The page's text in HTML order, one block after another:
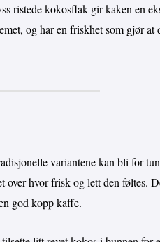
ristede kokosflak gir kaken en
og har en friskhet som gjør at
variantene kan bli for
over hvor frisk og lett den føltes.
god kopp kaffe.